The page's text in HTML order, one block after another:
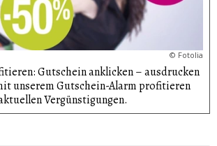
© Fotolia
Gutschein anklicken – ausdrucken
unserem Gutschein-Alarm profitieren
Vergünsti­gungen.